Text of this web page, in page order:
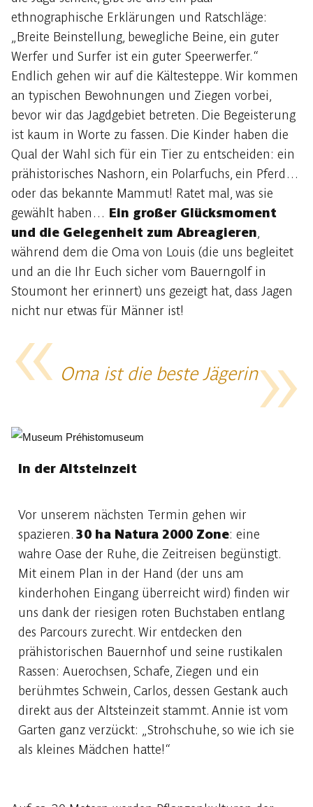
ethnographische Erklärungen und Ratschläge:
„Breite Beinstellung, bewegliche Beine, ein guter
Werfer und Surfer ist ein guter Speerwerfer.“
Endlich gehen wir auf die Kältesteppe. Wir kommen
an typischen Bewohnungen und Ziegen vorbei,
bevor wir das Jagdgebiet betreten. Die Begeisterung
ist kaum in Worte zu fassen. Die Kinder haben die
Qual der Wahl sich für ein Tier zu entscheiden: ein
prähistorisches Nashorn, ein Polarfuchs, ein Pferd…
oder das bekannte Mammut! Ratet mal, was sie
gewählt haben… Ein großer Glücksmoment
und die Gelegenheit zum Abreagieren
während dem die Oma von Louis (die uns begleitet
und an die Ihr Euch sicher vom Bauerngolf in
Stoumont her erinnert) uns gezeigt hat, dass Jagen
nicht nur etwas für Männer ist!
Oma ist die beste Jägerin
In der Altsteinzeit
Vor unserem nächsten Termin gehen wir
spazieren. 30 ha Natura 2000 Zone: eine
wahre Oase der Ruhe, die Zeitreisen begünstigt.
Mit einem Plan in der Hand (der uns am
kinderhohen Eingang überreicht wird) finden wir
uns dank der riesigen roten Buchstaben entlang
des Parcours zurecht. Wir entdecken den
prähistorischen Bauernhof und seine rustikalen
Rassen: Auerochsen, Schafe, Ziegen und ein
berühmtes Schwein, Carlos, dessen Gestank auch
direkt aus der Altsteinzeit stammt. Annie ist vom
Garten ganz verzückt: „Strohschuhe, so wie ich sie
als kleines Mädchen hatte!“